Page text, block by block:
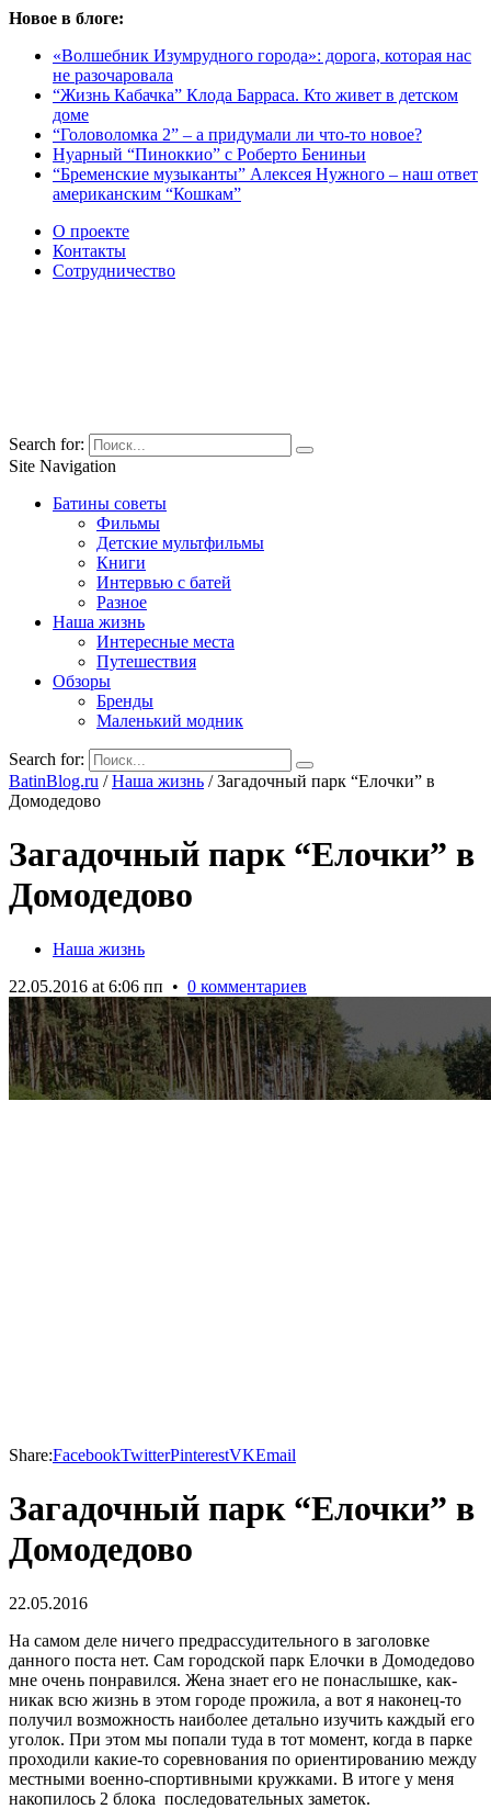
Новое в блоге:
«Волшебник Изумрудного города»: дорога, которая нас
не разочаровала
“Жизнь Кабачка” Клода Барраса. Кто живет в детском
доме
“Головоломка 2” – а придумали ли что-то новое?
Нуарный “Пиноккио” с Роберто Бениньи
“Бременские музыканты” Алексея Нужного – наш ответ
американским “Кошкам”
О проекте
Контакты
Сотрудничество
Search for:
Site Navigation
Батины советы
Фильмы
Детские мультфильмы
Книги
Интервью с батей
Разное
Наша жизнь
Интересные места
Путешествия
Обзоры
Бренды
Маленький модник
Search for:
BatinBlog.ru /Наша жизнь /Загадочный парк “Елочки” в
Домодедово
Загадочный парк “Елочки” в
Домодедово
Наша жизнь
22.05.2016 at 6:06 пп • 0 комментариев
Share:FacebookTwitterPinterestVKEmail
Загадочный парк “Елочки” в
Домодедово
22.05.2016
На самом деле ничего предрассудительного в заголовке
данного поста нет. Сам городской парк Елочки в Домодедово
мне очень понравился. Жена знает его не понаслышке, как-
никак всю жизнь в этом городе прожила, а вот я наконец-то
получил возможность наиболее детально изучить каждый его
уголок. При этом мы попали туда в тот момент, когда в парке
проходили какие-то соревнования по ориентированию между
местными военно-спортивными кружками. В итоге у меня
накопилось 2 блока последовательных заметок.